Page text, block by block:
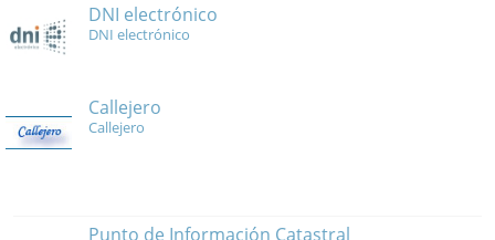
DNI electrónico
DNI electrónico
Callejero
Callejero
Punto de Información Catastral